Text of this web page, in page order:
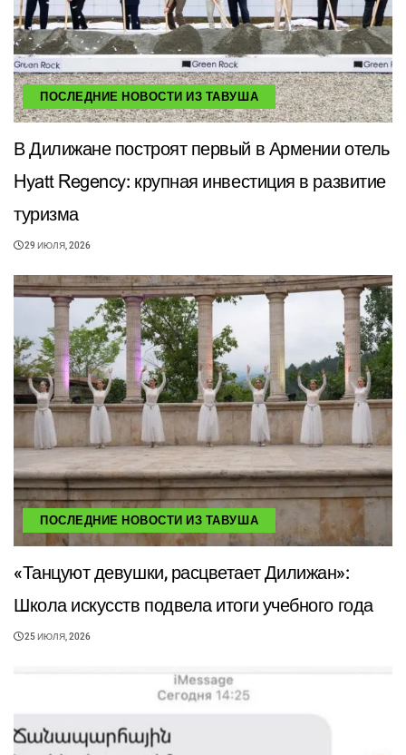
ПОСЛЕДНИЕ НОВОСТИ ИЗ ТАВУША
В Дилижане построят первый в Армении отель
Hyatt Regency: крупная инвестиция в развитие
туризма
29 ИЮЛЯ, 2026
ПОСЛЕДНИЕ НОВОСТИ ИЗ ТАВУША
«Танцуют девушки, расцветает Дилижан»:
Школа искусств подвела итоги учебного года
25 ИЮЛЯ, 2026